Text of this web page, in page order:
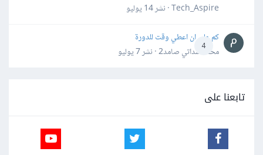
Tech_Aspire · نشر
14 يوليو
4
كم علي ان اعطي وقت للدورة
محمد سداتي صامد2 · نشر
7 يوليو
تابعنا على